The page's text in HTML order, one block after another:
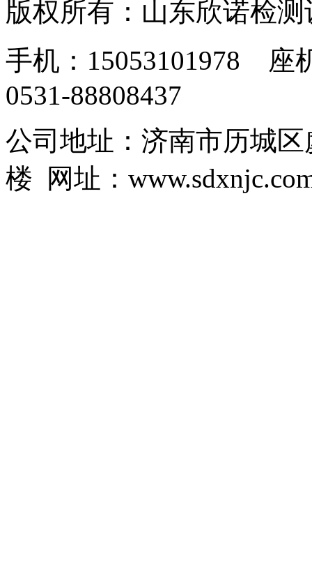
版权所有：山东欣诺检
手机：15053101978 座
0531-88808437
公司地址：济南市历城
楼 网址：